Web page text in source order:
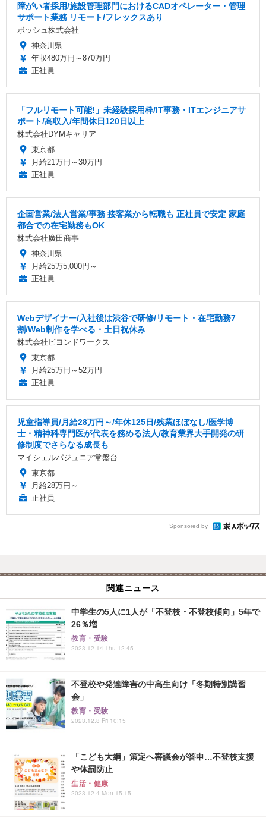
障がい者採用/施設管理部門におけるCADオペレーター・管理
サポート業務 リモート/フレックスあり
ボッシュ株式会社
神奈川県
年収480万円～870万円
正社員
「フルリモート可能!」未経験採用枠/IT事務・ITエンジニアサ
ポート/高収入/年間休日120日以上
株式会社DYMキャリア
東京都
月給21万円～30万円
正社員
企画営業/法人営業/事務 接客業から転職も 正社員で安定 家庭
都合での在宅勤務もOK
株式会社廣田商事
神奈川県
月給25万5,000円～
正社員
Webデザイナー/入社後は渋谷で研修/リモート・在宅勤務7
割/Web制作を学べる・土日祝休み
株式会社ビヨンドワークス
東京都
月給25万円～52万円
正社員
児童指導員/月給28万円～/年休125日/残業ほぼなし/医学博
士・精神科専門医が代表を務める法人/教育業界大手開発の研
修制度でさらなる成長も
マイシェルパジュニア常盤台
東京都
月給28万円～
正社員
Sponsored by
関連ニュース
中学生の5人に1人が「不登校・不登校傾向」5年で
26％増
教育・受験
2023.12.14 Thu 12:45
不登校や発達障害の中高生向け「冬期特別講習
会」
教育・受験
2023.12.8 Fri 10:15
「こども大綱」策定へ審議会が答申…不登校支援
や体罰防止
生活・健康
2023.12.4 Mon 15:15